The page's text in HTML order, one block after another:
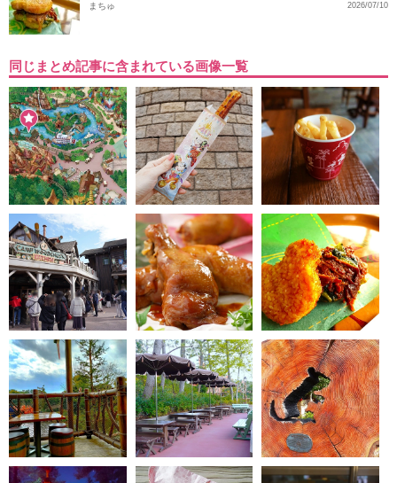
2026/07/10
まちゅ
同じまとめ記事に含まれている画像一覧